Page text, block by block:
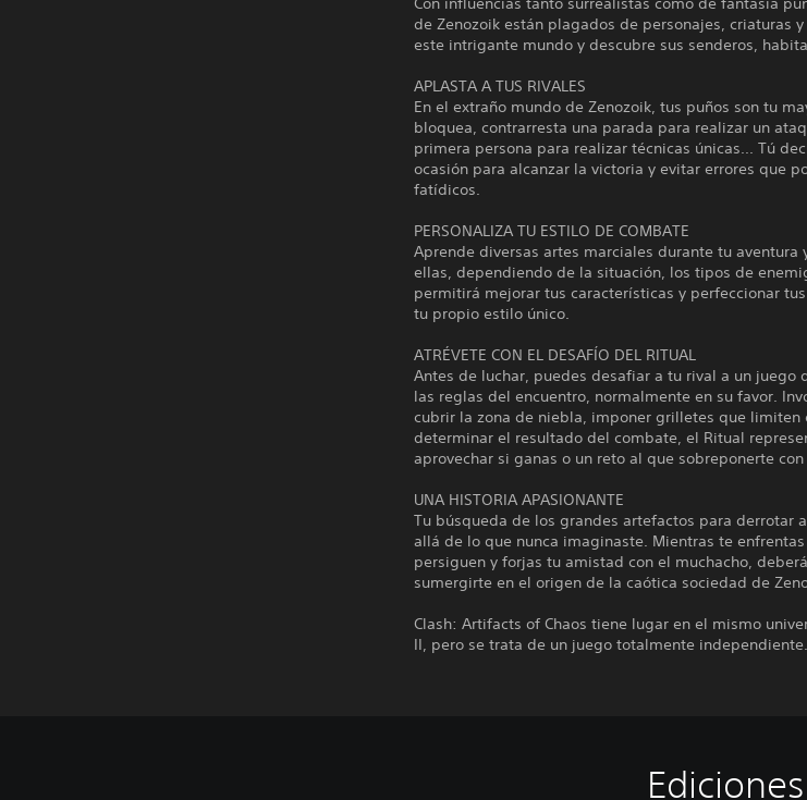
de Zenozoik están plagados de personajes, criaturas
este intrigante mundo y descubre sus senderos,
APLASTA A TUS RIVALES
En el extraño mundo de Zenozoik, tus puños son tu
bloquea, contrarresta una parada para realizar un
primera persona para realizar técnicas únicas... Tú
ocasión para alcanzar la victoria y evitar errores que
fatídicos.
PERSONALIZA TU ESTILO DE COMBATE
Aprende diversas artes marciales durante tu
ellas, dependiendo de la situación, los tipos de
permitirá mejorar tus características y perfeccionar
tu propio estilo único.
ATRÉVETE CON EL DESAFÍO DEL RITUAL
Antes de luchar, puedes desafiar a tu rival a un juego
las reglas del encuentro, normalmente en su favor.
cubrir la zona de niebla, imponer grilletes que limiten
determinar el resultado del combate, el Ritual
aprovechar si ganas o un reto al que sobreponerte
UNA HISTORIA APASIONANTE
Tu búsqueda de los grandes artefactos para derrotar
allá de lo que nunca imaginaste. Mientras te
persiguen y forjas tu amistad con el muchacho,
sumergirte en el origen de la caótica sociedad de
Clash: Artifacts of Chaos tiene lugar en el mismo
II, pero se trata de un juego totalmente independiente.